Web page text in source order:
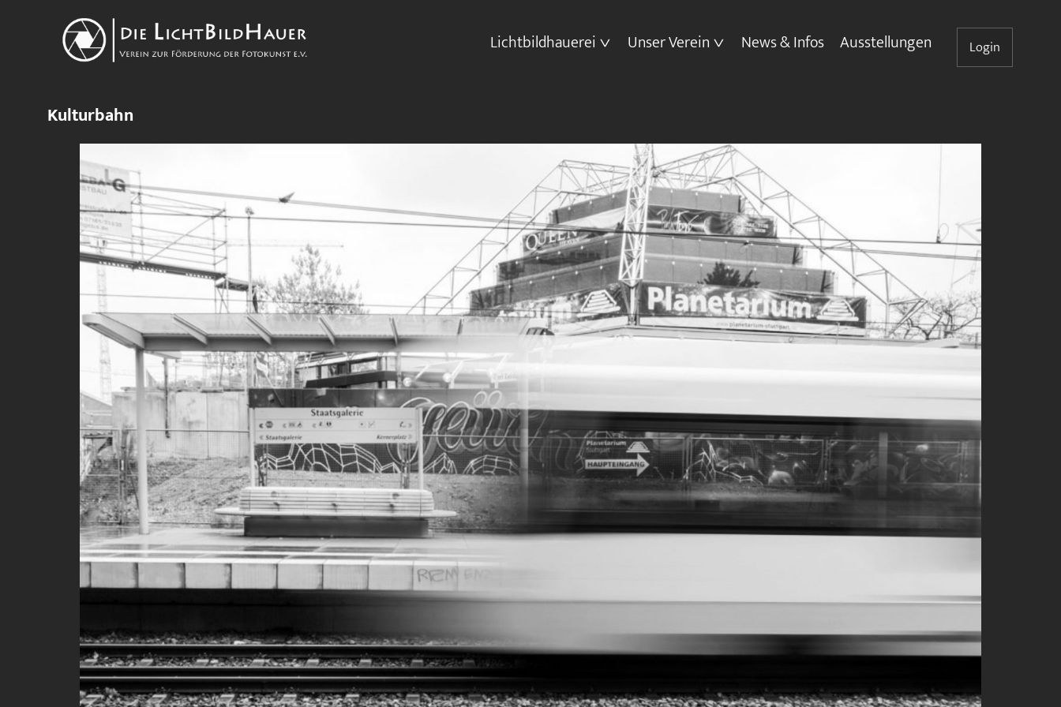
Lichtbildhauerei Unser Verein News & Infos Ausstellungen Login
Kulturbahn